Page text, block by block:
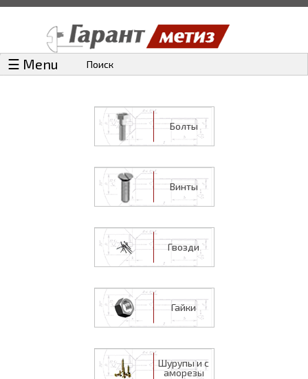
☰ Menu Поиск
Болты
Винты
Гвозди
Гайки
Шурупы и с
аморезы